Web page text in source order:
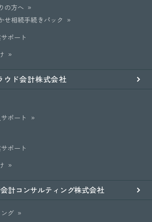
の方へ
せ相続手続きパック
ポート
ウド会計株式会社
ポート
ポート
計コンサルティング株式会社
グ